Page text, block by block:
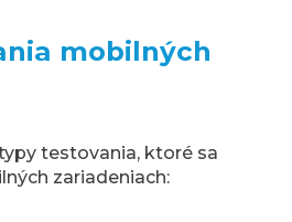
mobilných
testovania, ktoré sa
zariadeniach: